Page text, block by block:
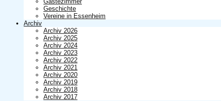
Geschichte
Vereine in Essenheim
Archiv
Archiv 2026
Archiv 2025
Archiv 2024
Archiv 2023
Archiv 2022
Archiv 2021
Archiv 2020
Archiv 2019
Archiv 2018
Archiv 2017